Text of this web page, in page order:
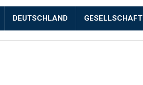
DEUTSCHLAND GESELLSCHAFT